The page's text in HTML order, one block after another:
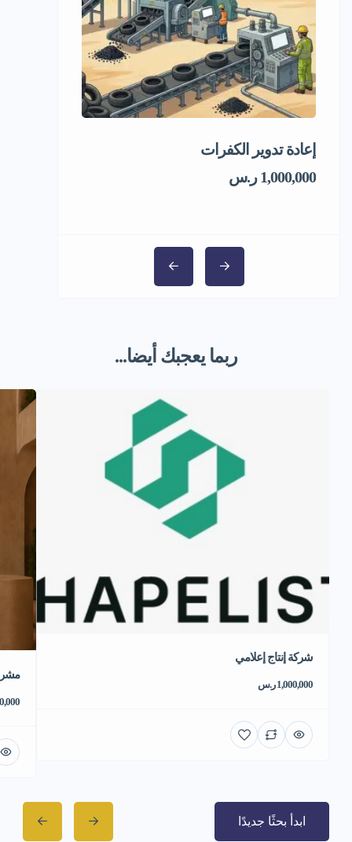
إعادة تدوير الكفرات
1,000,000 ر.س
ربما يعجبك أيضا...
شركة إنتاج إعلامي
1,000,000 ر.س
ابدأ بحثًا جديدًا